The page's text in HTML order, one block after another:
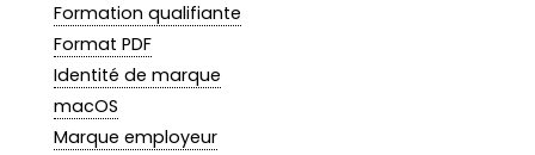
Formation qualifiante
Format PDF
Identité de marque
macOS
Marque employeur